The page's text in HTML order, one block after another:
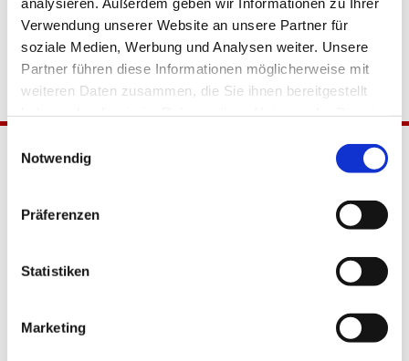
Verwendung unserer Website an unsere Partner für
soziale Medien, Werbung und Analysen weiter. Unsere
Partner führen diese Informationen möglicherweise mit
weiteren Daten zusammen, die Sie ihnen bereitgestellt
Notwendig
Präferenzen
Statistiken
Marketing
Tempelhof-Buckow